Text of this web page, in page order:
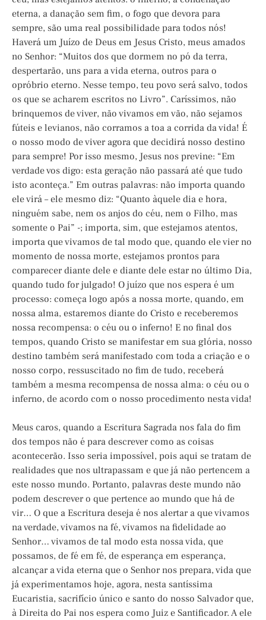
eterna, a danação sem fim, o fogo que devora para
sempre, são uma real possibilidade para todos nós!
Haverá um Juízo de Deus em Jesus Cristo, meus amados
no Senhor: “Muitos dos que dormem no pó da terra,
despertarão, uns para a vida eterna, outros para o
opróbrio eterno. Nesse tempo, teu povo será salvo, todos
os que se acharem escritos no Livro”. Caríssimos, não
brinquemos de viver, não vivamos em vão, não sejamos
fúteis e levianos, não corramos a toa a corrida da vida! É
o nosso modo de viver agora que decidirá nosso destino
para sempre! Por isso mesmo, Jesus nos previne: “Em
verdade vos digo: esta geração não passará até que tudo
isto aconteça.” Em outras palavras: não importa quando
ele virá – ele mesmo diz: “Quanto àquele dia e hora,
ninguém sabe, nem os anjos do céu, nem o Filho, mas
somente o Pai” -; importa, sim, que estejamos atentos,
importa que vivamos de tal modo que, quando ele vier no
momento de nossa morte, estejamos prontos para
comparecer diante dele e diante dele estar no último Dia,
quando tudo for julgado! O juízo que nos espera é um
processo: começa logo após a nossa morte, quando, em
nossa alma, estaremos diante do Cristo e receberemos
nossa recompensa: o céu ou o inferno! E no final dos
tempos, quando Cristo se manifestar em sua glória, nosso
destino também será manifestado com toda a criação e o
nosso corpo, ressuscitado no fim de tudo, receberá
também a mesma recompensa de nossa alma: o céu ou o
inferno, de acordo com o nosso procedimento nesta vida!
Meus caros, quando a Escritura Sagrada nos fala do fim
dos tempos não é para descrever como as coisas
acontecerão. Isso seria impossível, pois aqui se tratam de
realidades que nos ultrapassam e que já não pertencem a
este nosso mundo. Portanto, palavras deste mundo não
podem descrever o que pertence ao mundo que há de
vir… O que a Escritura deseja é nos alertar a que vivamos
na verdade, vivamos na fé, vivamos na fidelidade ao
Senhor… vivamos de tal modo esta nossa vida, que
possamos, de fé em fé, de esperança em esperança,
alcançar a vida eterna que o Senhor nos prepara, vida que
já experimentamos hoje, agora, nesta santíssima
Eucaristia, sacrifício único e santo do nosso Salvador que,
à Direita do Pai nos espera como Juiz e Santificador. A ele